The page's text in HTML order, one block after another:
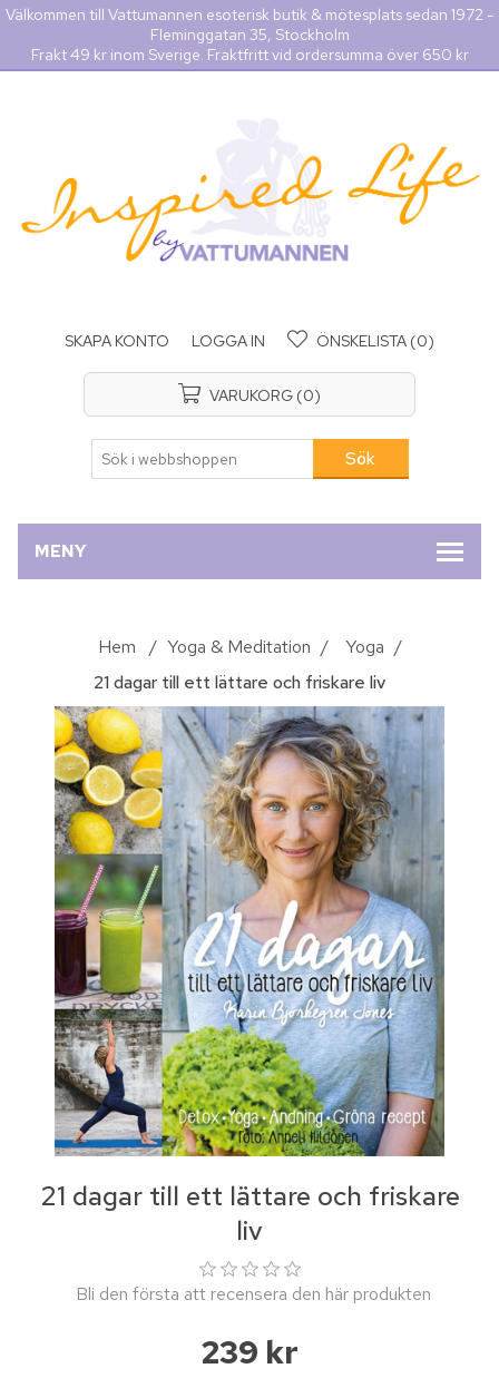
Välkommen till Vattumannen esoterisk butik & mötesplats sedan 1972 -
Fleminggatan 35, Stockholm
Frakt 49 kr inom Sverige. Fraktfritt vid ordersumma över 650 kr
SKAPA KONTO LOGGA IN ÖNSKELISTA (0)
VARUKORG (0)
MENY
Hem / Yoga & Meditation / Yoga /
21 dagar till ett lättare och friskare liv
21 dagar till ett lättare och friskare
liv
Bli den första att recensera den här produkten
239 kr